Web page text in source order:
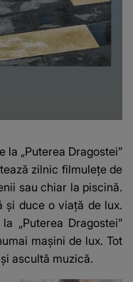
la „Puterea Dragostei”
zilnic filmulețe de
sau chiar la piscină.
și duce o viață de lux.
„Puterea Dragostei”
mașini de lux. Tot
ascultă muzică.